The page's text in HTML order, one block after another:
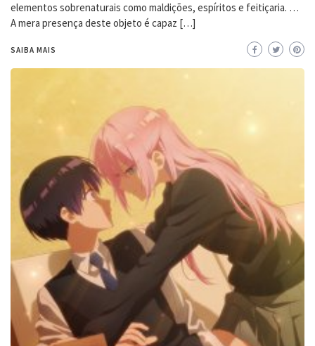
elementos sobrenaturais como maldições, espíritos e feitiçaria. …
A mera presença deste objeto é capaz […]
SAIBA MAIS